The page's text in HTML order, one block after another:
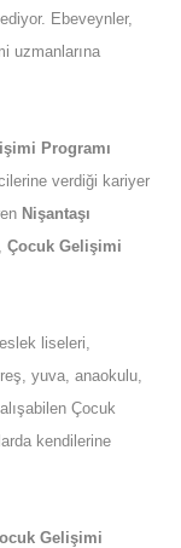
Ebeveynler,
uzmanlarına
Programı
verdiği kariyer
Nişantaşı
Çocuk Gelişimi
liseleri,
yuva, anaokulu,
Çocuk
kendilerine
Gelişimi